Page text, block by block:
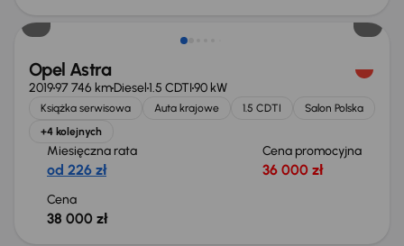
Opel Astra
201997 746 kmDiesel1.5 CDTI90 kW
Książka serwisowa Auta krajowe 1.5 CDTI
Salon Polska
+4 kolejnych
Miesięczna rata
od 226 zł
Cena promocyjna
36 000 zł
Cena
38 000 zł